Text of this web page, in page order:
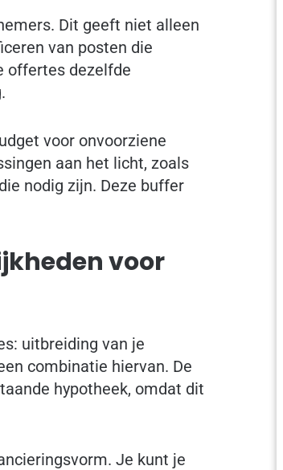
Dit geeft niet alleen
van posten die
offertes dezelfde
voor onvoorziene
aan het licht, zoals
nodig zijn. Deze buffer
voor
uitbreiding van je
combinatie hiervan. De
hypotheek, omdat dit
Je kunt je